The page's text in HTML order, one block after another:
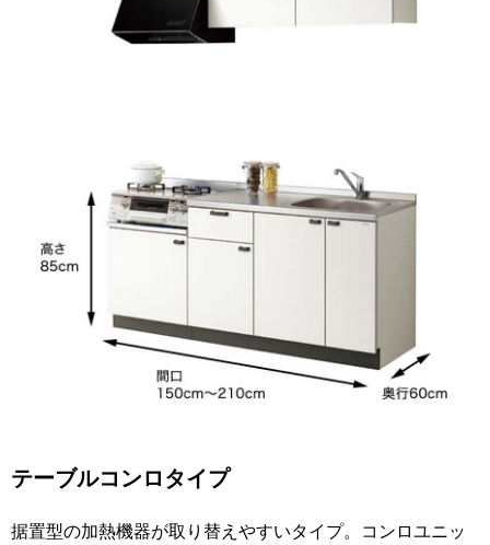
テーブルコンロタイプ
据置型の加熱機器が取り替えやすいタイプ。コンロユニッ